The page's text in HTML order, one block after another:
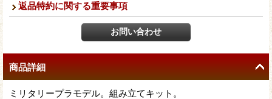
返品特約に関する重要事項
商品詳細
ミリタリープラモデル。組み立てキット。